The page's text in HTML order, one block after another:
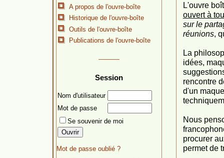
A propos de l'ouvre-boîte
Historique de l'ouvre-boîte
Outils de l'ouvre-boîte
Publications de l'ouvre-boîte
Session
Nom d'utilisateur
Mot de passe
Se souvenir de moi
Mot de passe oublié ?
L'ouvre
ouvert à
sur le
réunions,
La
idées,
rencontre
d'un
Nous
procurer
permet de